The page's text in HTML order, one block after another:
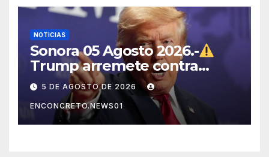
NOTICIAS
Sonora 05 Agosto 2026.-
Trump arremete contra
México, Canadá y otras
potencias por supuestos
abusos comerciales
5 DE AGOSTO DE 2026
ENCONCRETO.NEWS01